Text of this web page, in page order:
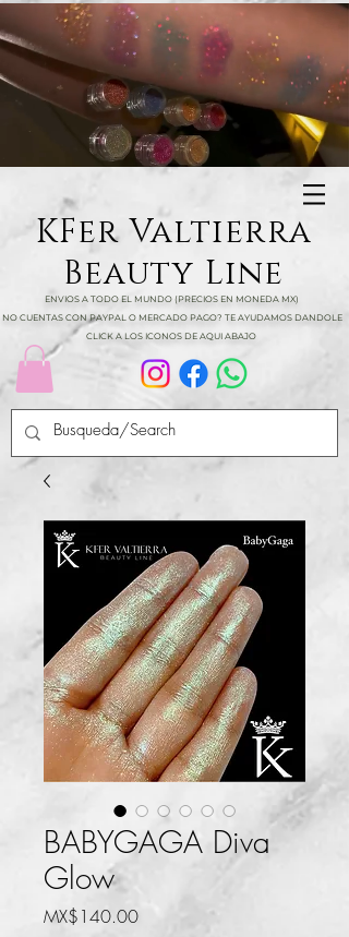
KFer Valtierra
Beauty Line
ENVIOS A TODO EL MUNDO (PRECIOS EN MONEDA MX)
NO CUENTAS CON PAYPAL O MERCADO PAGO? TE AYUDAMOS DANDOLE
CLICK A LOS ICONOS DE AQUI ABAJO
BABYGAGA Diva
Glow
MX$140.00Price